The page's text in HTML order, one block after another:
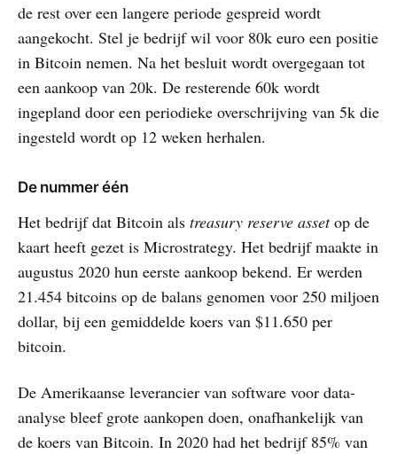
de rest over een langere periode gespreid wordt
aangekocht. Stel je bedrijf wil voor 80k euro een positie
in Bitcoin nemen. Na het besluit wordt overgegaan tot
een aankoop van 20k. De resterende 60k wordt
ingepland door een periodieke overschrijving van 5k die
ingesteld wordt op 12 weken herhalen.
De nummer één
Het bedrijf dat Bitcoin als treasury reserve assetop de
kaart heeft gezet is Microstrategy. Het bedrijf maakte in
augustus 2020 hun eerste aankoop bekend. Er werden
21.454 bitcoins op de balans genomen voor 250 miljoen
dollar, bij een gemiddelde koers van $11.650 per
bitcoin.
De Amerikaanse leverancier van software voor data-
analyse bleef grote aankopen doen, onafhankelijk van
de koers van Bitcoin. In 2020 had het bedrijf 85% van